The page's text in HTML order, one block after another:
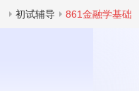
初试辅导 861金融学基础